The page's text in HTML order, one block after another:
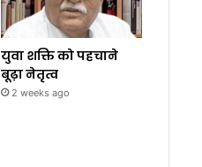
युवा शक्ति को पहचाने
बूढ़ा नेतृत्व
2 weeks ago